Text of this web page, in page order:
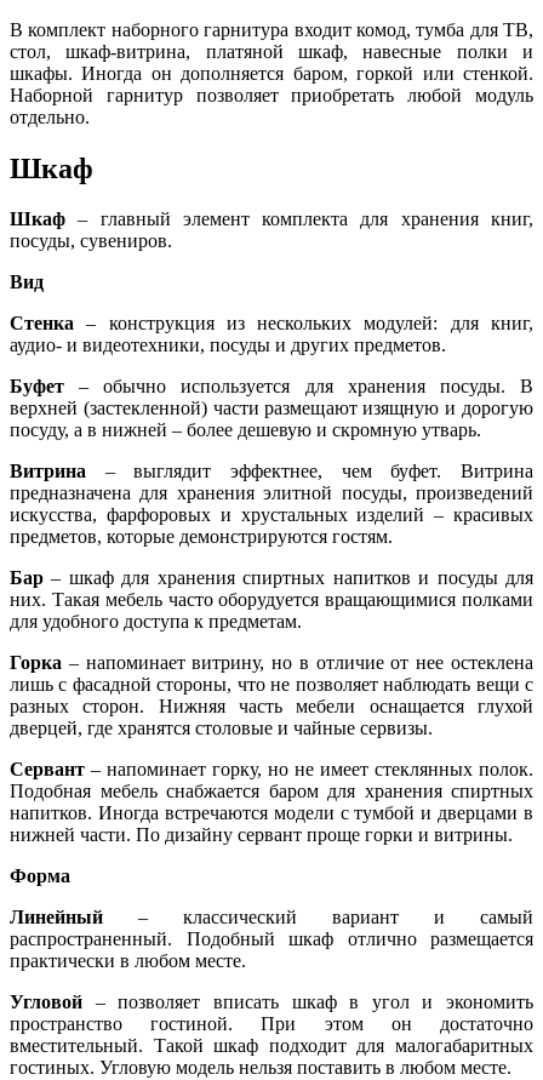
В комплект наборного гарнитура входит комод, тумба для ТВ,
стол, шкаф-витрина, платяной шкаф, навесные полки и
шкафы. Иногда он дополняется баром, горкой или стенкой.
Наборной гарнитур позволяет приобретать любой модуль
отдельно.
Шкаф
Шкаф– главный элемент комплекта для хранения книг,
посуды, сувениров.
Вид
Стенка– конструкция из нескольких модулей: для книг,
аудио- и видеотехники, посуды и других предметов.
Буфет– обычно используется для хранения посуды. В
верхней (застекленной) части размещают изящную и дорогую
посуду, а в нижней – более дешевую и скромную утварь.
Витрина – выглядит эффектнее, чем буфет. Витрина
предназначена для хранения элитной посуды, произведений
искусства, фарфоровых и хрустальных изделий – красивых
предметов, которые демонстрируются гостям.
Бар– шкаф для хранения спиртных напитков и посуды для
них. Такая мебель часто оборудуется вращающимися полками
для удобного доступа к предметам.
Горка – напоминает витрину, но в отличие от нее остеклена
лишь с фасадной стороны, что не позволяет наблюдать вещи с
разных сторон. Нижняя часть мебели оснащается глухой
дверцей, где хранятся столовые и чайные сервизы.
Сервант – напоминает горку, но не имеет стеклянных полок.
Подобная мебель снабжается баром для хранения спиртных
напитков. Иногда встречаются модели с тумбой и дверцами в
нижней части. По дизайну сервант проще горки и витрины.
Форма
Линейный – классический вариант и самый
распространенный. Подобный шкаф отлично размещается
практически в любом месте.
Угловой – позволяет вписать шкаф в угол и экономить
пространство гостиной. При этом он достаточно
вместительный. Такой шкаф подходит для малогабаритных
гостиных. Угловую модель нельзя поставить в любом месте.